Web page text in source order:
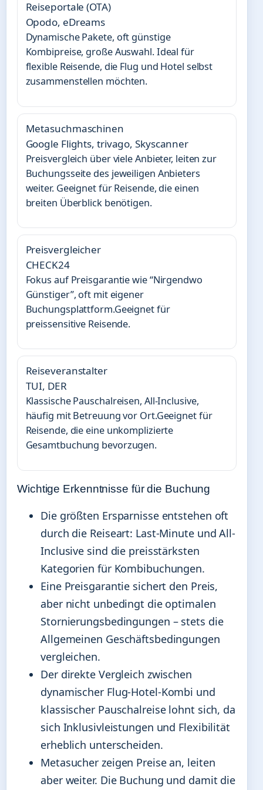
Reiseportale (OTA)
Opodo, eDreams
Dynamische Pakete, oft günstige
Kombipreise, große Auswahl. Ideal für
flexible Reisende, die Flug und Hotel selbst
zusammenstellen möchten.
Metasuchmaschinen
Google Flights, trivago, Skyscanner
Preisvergleich über viele Anbieter, leiten zur
Buchungsseite des jeweiligen Anbieters
weiter. Geeignet für Reisende, die einen
breiten Überblick benötigen.
Preisvergleicher
CHECK24
Fokus auf Preisgarantie wie “Nirgendwo
Günstiger”, oft mit eigener
Buchungsplattform.Geeignet für
preissensitive Reisende.
Reiseveranstalter
TUI, DER
Klassische Pauschalreisen, All-Inclusive,
häufig mit Betreuung vor Ort.Geeignet für
Reisende, die eine unkomplizierte
Gesamtbuchung bevorzugen.
Wichtige Erkenntnisse für die Buchung
Die größten Ersparnisse entstehen oft
durch die Reiseart: Last-Minute und All-
Inclusive sind die preisstärksten
Kategorien für Kombibuchungen.
Eine Preisgarantie sichert den Preis,
aber nicht unbedingt die optimalen
Stornierungsbedingungen – stets die
Allgemeinen Geschäftsbedingungen
vergleichen.
Der direkte Vergleich zwischen
dynamischer Flug-Hotel-Kombi und
klassischer Pauschalreise lohnt sich, da
sich Inklusivleistungen und Flexibilität
erheblich unterscheiden.
Metasucher zeigen Preise an, leiten
aber weiter. Die Buchung und damit die